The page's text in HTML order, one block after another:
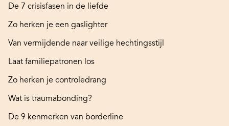
De 7 crisisfasen in de liefde
Zo herken je een gaslighter
Van vermijdende naar veilige hechtingsstijl
Laat familiepatronen los
Zo herken je controledrang
Wat is traumabonding?
De 9 kenmerken van borderline